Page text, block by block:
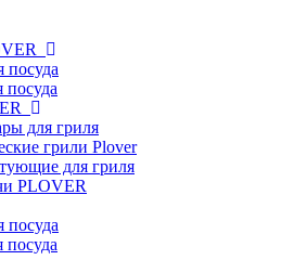
посуда
посуда
для гриля
грили Plover
для гриля
PLOVER
посуда
посуда